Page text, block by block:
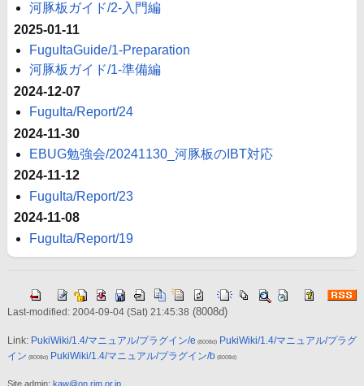
河豚板ガイド/2-入門編
2025-01-11
FuguItaGuide/1-Preparation
河豚板ガイド/1-準備編
2024-12-07
FuguIta/Report/24
2024-11-30
EBUG勉強会/20241130_河豚板のIBT対応
2024-11-12
FuguIta/Report/23
2024-11-08
FuguIta/Report/19
Last-modified: 2004-09-04 (Sat) 21:45:38 (8008d)
Link: PukiWiki/1.4/マニュアル/プラグイン/e (8008d) PukiWiki/1.4/マニュアル/プラグ
イン (8008d) PukiWiki/1.4/マニュアル/プラグイン/b(8008d)
Site admin: kaw@on.rim.or.jp